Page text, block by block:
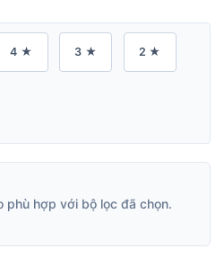
4 ★ 3 ★ 2 ★
phù hợp với bộ lọc đã chọn.